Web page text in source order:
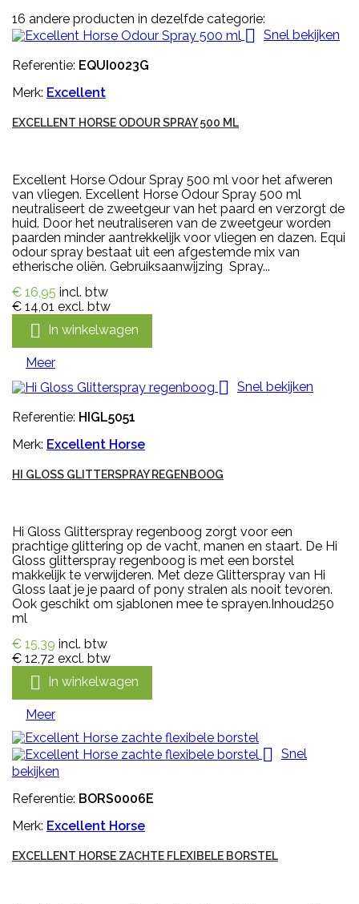
16 andere producten in dezelfde categorie:
 Snel bekijken
Referentie: EQUI0023G
Merk: Excellent
EXCELLENT HORSE ODOUR SPRAY 500 ML
Excellent Horse Odour Spray 500 ml voor het afweren
van vliegen. Excellent Horse Odour Spray 500 ml
neutraliseert de zweetgeur van het paard en verzorgt de
huid. Door het neutraliseren van de zweetgeur worden
paarden minder aantrekkelijk voor vliegen en dazen. Equi
odour spray bestaat uit een afgestemde mix van
etherische oliën. Gebruiksaanwijzing Spray...
€ 16,95 incl. btw
€ 14,01 excl. btw
 In winkelwagen
Meer
 Snel bekijken
Referentie: HIGL5051
Merk: Excellent Horse
HI GLOSS GLITTERSPRAY REGENBOOG
Hi Gloss Glitterspray regenboog zorgt voor een
prachtige glittering op de vacht, manen en staart. De Hi
Gloss glitterspray regenboog is met een borstel
makkelijk te verwijderen. Met deze Glitterspray van Hi
Gloss laat je je paard of pony stralen als nooit tevoren.
Ook geschikt om sjablonen mee te sprayen.Inhoud250
ml
€ 15,39 incl. btw
€ 12,72 excl. btw
 In winkelwagen
Meer
 Snel
bekijken
Referentie: BORS0006E
Merk: Excellent Horse
EXCELLENT HORSE ZACHTE FLEXIBELE BORSTEL